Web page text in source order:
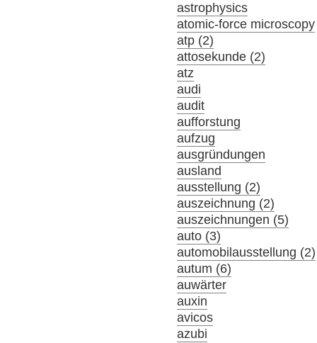
astrophysics
atomic-force microscopy
atp (2)
attosekunde (2)
atz
audi
audit
aufforstung
aufzug
ausgründungen
ausland
ausstellung (2)
auszeichnung (2)
auszeichnungen (5)
auto (3)
automobilausstellung (2)
autum (6)
auwärter
auxin
avicos
azubi